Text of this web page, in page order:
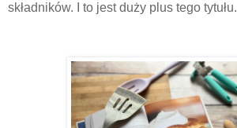
składników. I to jest duży plus tego tytułu.